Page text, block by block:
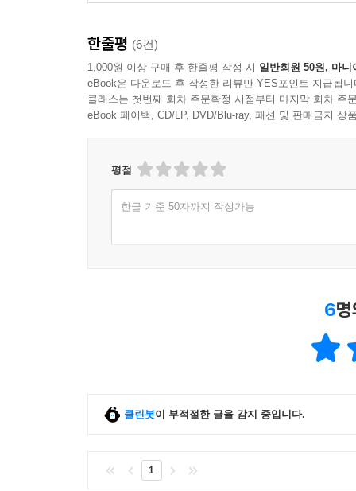
구의 동식물을 지배하기 시작하고 나서 고작 만
확인해 보고 싶어 합니다. 시험과 실험을 통해 상
사악해서 그런 걸까요? 아니면 자신에게 주어진
한줄평 (6건)
1,000원 이상 구매 후 한줄평 작성 시 일반회원 50원, 마니
eBook은 다운로드 후 작성한 리뷰만 YES포인트 지급됩니
클래스는 첫번째 회차 주문확정 시점부터 마지막 회차 주
eBook 페이백, CD/LP, DVD/Blu-ray, 패션 및 판매금지 상
평점
한글 기준 50자까지 작성가능
6
클린봇이 부적절한 글을 감지 중입니다.
1